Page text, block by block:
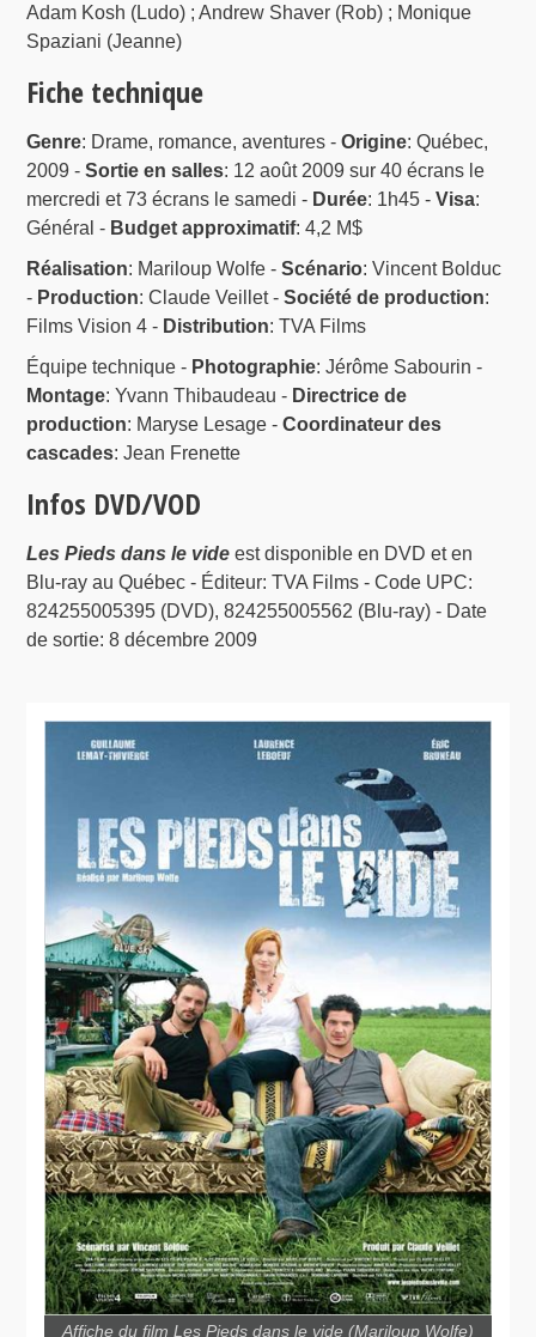
Adam Kosh (Ludo) ; Andrew Shaver (Rob) ; Monique
Spaziani (Jeanne)
Fiche technique
Genre: Drame, romance, aventures -Origine: Québec,
2009 -Sortie en salles: 12 août 2009 sur 40 écrans le
mercredi et 73 écrans le samedi - Durée: 1h45 -Visa:
Général - Budget approximatif: 4,2 M$
Réalisation: Mariloup Wolfe -Scénario: Vincent Bolduc
- Production: Claude Veillet -Société de production:
Films Vision 4 - Distribution: TVA Films
Équipe technique - Photographie: Jérôme Sabourin -
Montage: Yvann Thibaudeau - Directrice de
production: Maryse Lesage -Coordinateur des
cascades: Jean Frenette
Infos DVD/VOD
Les Pieds dans le vide est disponible en DVD et en
Blu-ray au Québec - Éditeur: TVA Films - Code UPC:
824255005395 (DVD), 824255005562 (Blu-ray) - Date
de sortie: 8 décembre 2009
Affiche du film Les Pieds dans le vide (Mariloup Wolfe)